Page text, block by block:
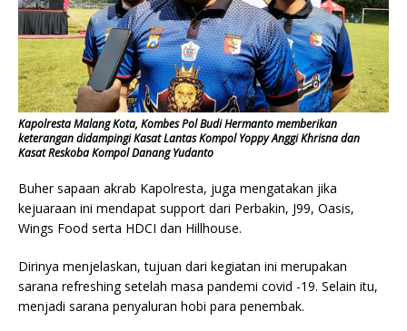
Kapolresta Malang Kota, Kombes Pol Budi Hermanto memberikan
keterangan didampingi Kasat Lantas Kompol Yoppy Anggi Khrisna dan
Kasat Reskoba Kompol Danang Yudanto
Buher sapaan akrab Kapolresta, juga mengatakan jika
kejuaraan ini mendapat support dari Perbakin, J99, Oasis,
Wings Food serta HDCI dan Hillhouse.
Dirinya menjelaskan, tujuan dari kegiatan ini merupakan
sarana refreshing setelah masa pandemi covid -19. Selain itu,
menjadi sarana penyaluran hobi para penembak.